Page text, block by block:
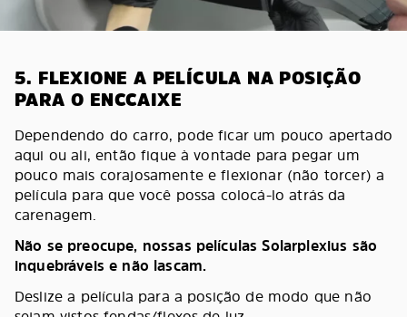
5. FLEXIONE A PELÍCULA NA POSIÇÃO
PARA O ENCCAIXE
Dependendo do carro, pode ficar um pouco apertado
aqui ou ali, então fique à vontade para pegar um
pouco mais corajosamente e flexionar (não torcer) a
película para que você possa colocá-lo atrás da
carenagem.
Não se preocupe, nossas películas Solarplexius são
inquebráveis e não lascam.
Deslize a película para a posição de modo que não